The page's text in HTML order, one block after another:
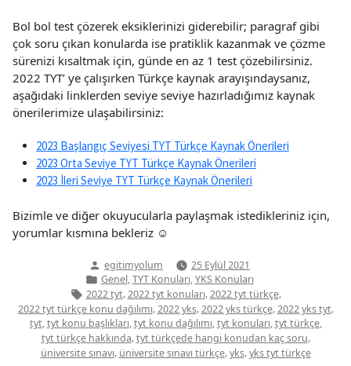
Bol bol test çözerek eksiklerinizi giderebilir; paragraf gibi
çok soru çıkan konularda ise pratiklik kazanmak ve çözme
sürenizi kısaltmak için, günde en az 1 test çözebilirsiniz.
2022 TYT’ ye çalışırken Türkçe kaynak arayışındaysanız,
aşağıdaki linklerden seviye seviye hazırladığımız kaynak
önerilerimize ulaşabilirsiniz:
2023 Başlangıç Seviyesi TYT Türkçe Kaynak Önerileri
2023 Orta Seviye TYT Türkçe Kaynak Önerileri
2023 İleri Seviye TYT Türkçe Kaynak Önerileri
Bizimle ve diğer okuyucularla paylaşmak istedikleriniz için,
yorumlar kısmına bekleriz ☺
Yazan:
egitimyolum
25 Eylül 2021
Yazı
kategorisi
Genel,TYT Konuları,YKS Konuları
Etiketler:
2022 tyt,2022 tyt konuları,2022 tyt türkçe,
2022 tyt türkçe konu dağılımı,2022 yks,2022 yks türkçe,2022 yks tyt,
tyt,tyt konu başlıkları,tyt konu dağılımı,tyt konuları,tyt türkçe,
tyt türkçe hakkında,tyt türkçede hangi konudan kaç soru,
üniversite sınavı, üniversite sınavı türkçe,yks,yks tyt türkçe